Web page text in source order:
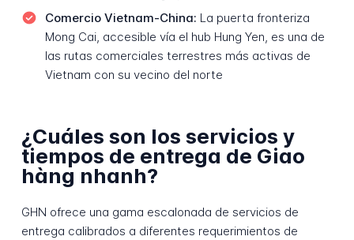
Comercio Vietnam-China: La puerta fronteriza
Mong Cai, accesible vía el hub Hung Yen, es una de
las rutas comerciales terrestres más activas de
Vietnam con su vecino del norte
¿Cuáles son los servicios y
tiempos de entrega de Giao
hàng nhanh?
GHN ofrece una gama escalonada de servicios de
entrega calibrados a diferentes requerimientos de